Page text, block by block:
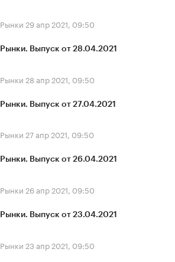
Рынки 29 апр 2021, 09:50
Рынки. Выпуск от 28.04.2021
Рынки 28 апр 2021, 09:50
Рынки. Выпуск от 27.04.2021
Рынки 27 апр 2021, 09:50
Рынки. Выпуск от 26.04.2021
Рынки 26 апр 2021, 09:50
Рынки. Выпуск от 23.04.2021
Рынки 23 апр 2021, 09:50